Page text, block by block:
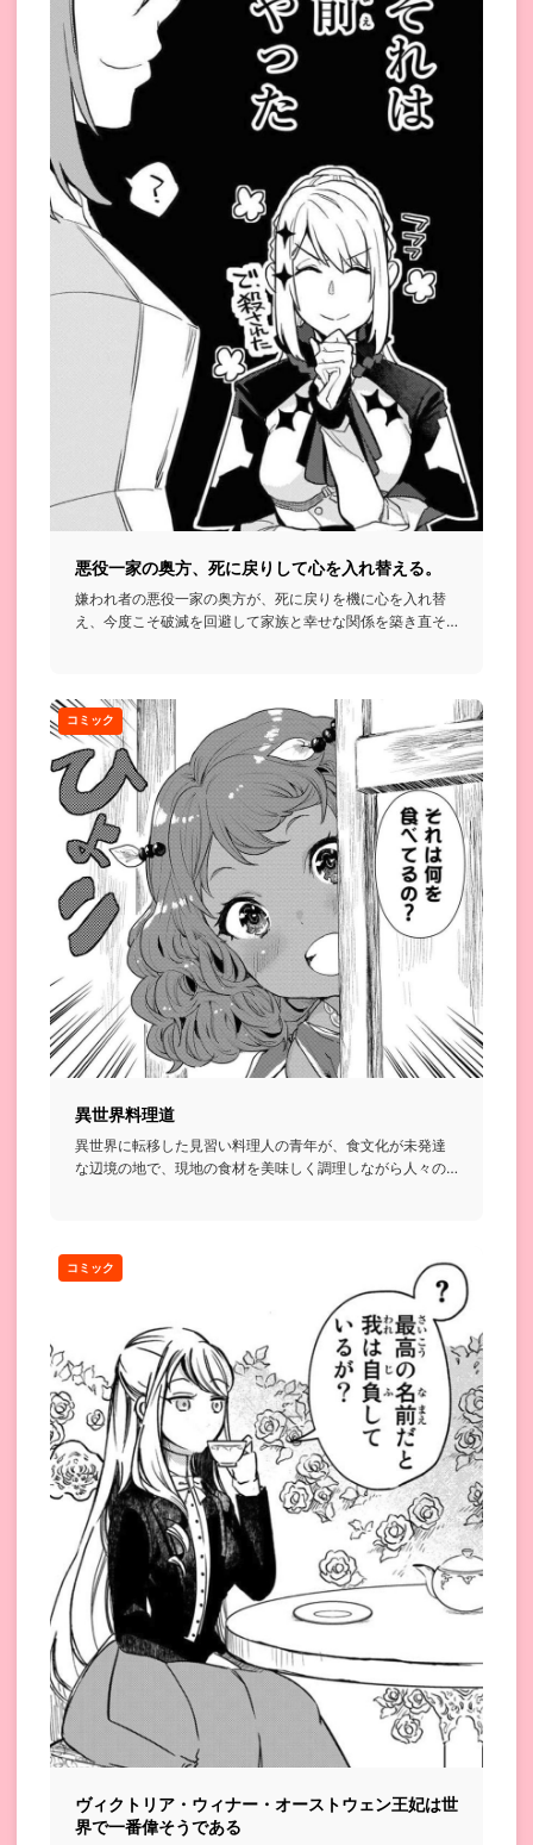
悪役一家の奥方、死に戻りして心を入れ替える。
嫌われ者の悪役一家の奥方が、死に戻りを機に心を入れ替
え、今度こそ破滅を回避して家族と幸せな関係を築き直そ
コミック
異世界料理道
異世界に転移した見習い料理人の青年が、食文化が未発達
な辺境の地で、現地の食材を美味しく調理しながら人々の
コミック
ヴィクトリア・ウィナー・オーストウェン王妃は世
界で一番偉そうである